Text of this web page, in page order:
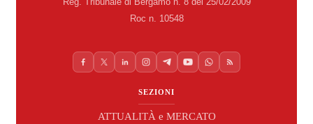
Roc n. 10548
SEZIONI
ATTUALITÀ e MERCATO